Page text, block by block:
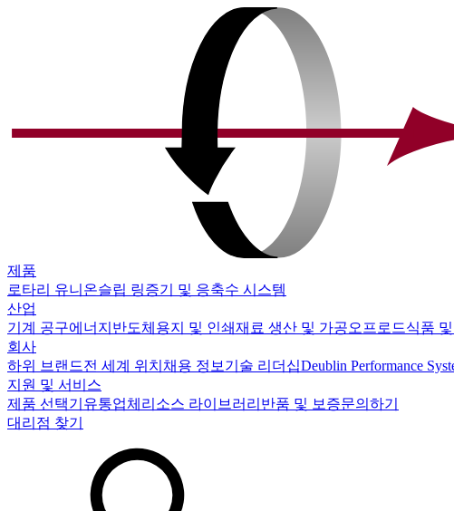
제품
로타리 유니온슬립 링증기 및 응축수 시스템
산업
기계 공구에너지 반도체 용지 및 인쇄재료 생산 및 가공오프로드식품
회사
하위 브랜드전 세계 위치 채용 정보 기술 리더십Deublin Performance
지원 및 서비스
제품 선택기 유통업체 리소스 라이브러리 반품 및 보증문의하기
대리점 찾기